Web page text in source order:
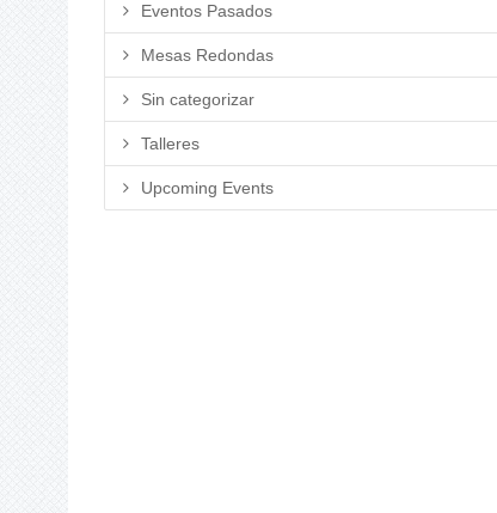
Eventos Pasados
Mesas Redondas
Sin categorizar
Talleres
Upcoming Events